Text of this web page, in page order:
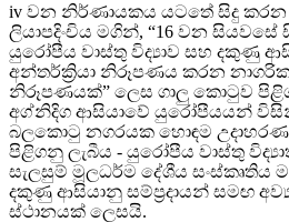
iv වන නිර්ණායකය යටතේ සිදු
ලියාපදිංචිය මගින්, “16 වන සියවසේ
යුරෝපීය වාස්තු විද්‍යාව සහ දකුණු
අන්තර්ක්‍රියා නිරූපණය කරන
නිරූපණයක්” ලෙස ගාලු කොටුව
අග්නිදිග ආසියාවේ යුරෝපීයයන්
බලකොටු නගරයක හොඳම
පිළිගනු ලැබීය - යුරෝපීය වාස්තු
සැලසුම් මූලධර්ම දේශීය සංස්කෘතිය
දකුණු ආසියානු සම්ප්‍රදායන් සමඟ
ස්ථානයක් ලෙසයි.